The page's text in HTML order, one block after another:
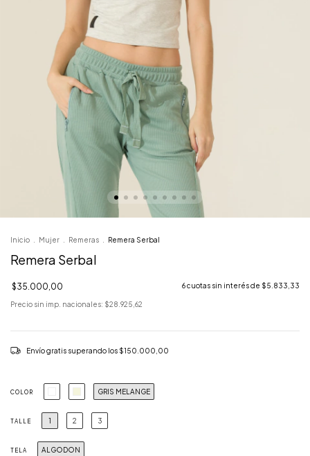
Inicio Mujer Remeras Remera Serbal
Remera Serbal
$35.000,00 6cuotas sin interés de $5.833,33
Precio sin imp. nacionales: $28.925,62
Envío gratis superando los $150.000,00
COLOR GRIS MELANGE
TALLE 1 2 3
TELA ALGODON